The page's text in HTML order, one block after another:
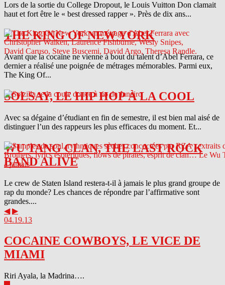
Lors de la sortie du College Dropout, le Louis Vuitton Don clamait
haut et fort être le « best dressed rapper ». Près de dix ans...
THE KING OF NEW YORK
Avant que la cocaïne ne vienne à bout du talent d’Abel Ferrara, ce
dernier a réalisé une poignée de métrages mémorables. Parmi eux,
The King Of...
SOLSAY, LE HIP HOP À LA COOL
Avec sa dégaine d’étudiant en fin de semestre, il est bien mal aisé de
distinguer l’un des rappeurs les plus efficaces du moment. Et...
WU TANG CLAN, THE LAST ROCK
BAND ALIVE
Le crew de Staten Island restera-t-il à jamais le plus grand groupe de
rap du monde? Les chances de répondre par l’affirmative sont
grandes....
◀ ▶
04.19.13
COCAINE COWBOYS, LE VICE DE
MIAMI
Riri Ayala, la Madrina….